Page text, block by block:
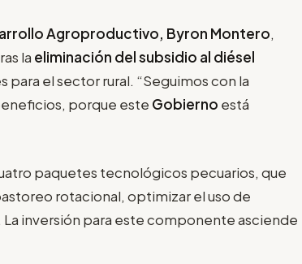
Agroproductivo, Byron Montero,
la eliminación del subsidio al diésel
el sector rural. “Seguimos con la
porque este Gobierno está
paquetes tecnológicos pecuarios, que
rotacional, optimizar el uso de
inversión para este componente asciende